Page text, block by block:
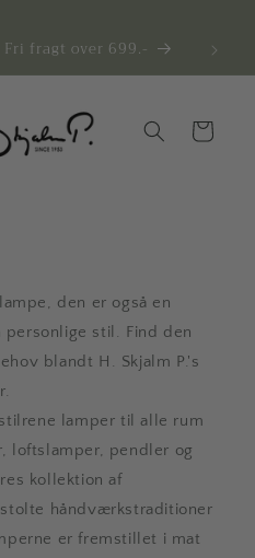
fragt over 699.-
Indkøbskurv
den er også en
stil. Find den
blandt H. Skjalm P.'s
lamper til alle rum
loftslamper, pendler og
kollektion af
håndværkstraditioner
er fremstillet i mat